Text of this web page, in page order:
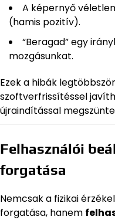
A képernyő
(hamis pozitív).
“Beragad” egy
mozgásunkat.
Ezek a hibák
szoftverfrissítéssel
újraindítással
Felhasználói
forgatása
Nemcsak a fizikai
forgatása, hanem